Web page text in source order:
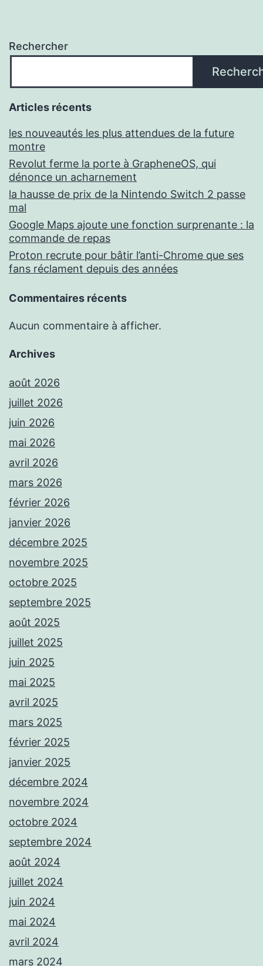
Rechercher
Articles récents
les nouveautés les plus attendues de la future
montre
Revolut ferme la porte à GrapheneOS, qui
dénonce un acharnement
la hausse de prix de la Nintendo Switch 2 passe
mal
Google Maps ajoute une fonction surprenante : la
commande de repas
Proton recrute pour bâtir l’anti-Chrome que ses
fans réclament depuis des années
Commentaires récents
Aucun commentaire à afficher.
Archives
août 2026
juillet 2026
juin 2026
mai 2026
avril 2026
mars 2026
février 2026
janvier 2026
décembre 2025
novembre 2025
octobre 2025
septembre 2025
août 2025
juillet 2025
juin 2025
mai 2025
avril 2025
mars 2025
février 2025
janvier 2025
décembre 2024
novembre 2024
octobre 2024
septembre 2024
août 2024
juillet 2024
juin 2024
mai 2024
avril 2024
mars 2024